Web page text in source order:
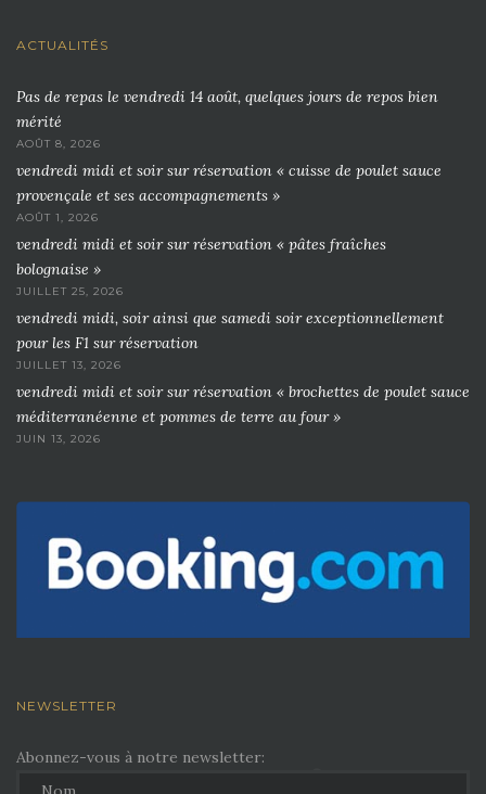
ACTUALITÉS
Pas de repas le vendredi 14 août, quelques jours de repos bien
mérité
AOÛT 8, 2026
vendredi midi et soir sur réservation « cuisse de poulet sauce
provençale et ses accompagnements »
AOÛT 1, 2026
vendredi midi et soir sur réservation « pâtes fraîches
bolognaise »
JUILLET 25, 2026
vendredi midi, soir ainsi que samedi soir exceptionnellement
pour les F1 sur réservation
JUILLET 13, 2026
vendredi midi et soir sur réservation « brochettes de poulet sauce
méditerranéenne et pommes de terre au four »
JUIN 13, 2026
NEWSLETTER
Abonnez-vous à notre newsletter: